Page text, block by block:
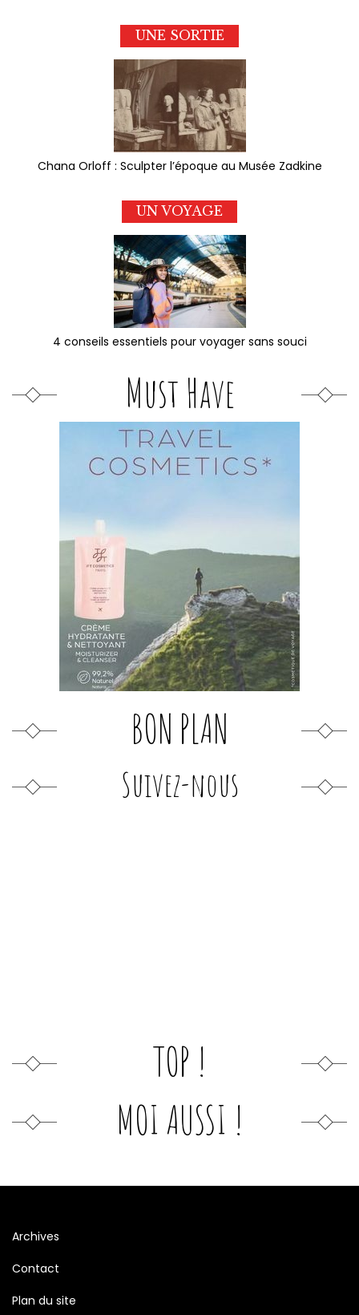
UNE SORTIE
Chana Orloff : Sculpter l’époque au Musée Zadkine
UN VOYAGE
4 conseils essentiels pour voyager sans souci
Must Have
BON PLAN
Suivez-nous
TOP !
MOI AUSSI !
Archives
Contact
Plan du site